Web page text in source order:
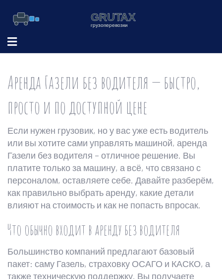
Аренда Газели без водителя — быстро,
просто и по доступной цене
Если нужен грузовик, но у вас уже есть водитель
или вы хотите сами управлять машиной, аренда
Газели без водителя – отличное решение. Вы
платите только за машину, а всё, что связано с
персоналом, оставляете себе. Давайте разберём,
как правильно выбрать аренду, какие детали
влияют на стоимость и как не попасть впросак.
Что обычно входит в аренду без водителя
Большинство компаний предлагают базовый
пакет: саму Газель, страховку ОСАГО и КАСКО, а
также техническую поддержку. Вы получаете